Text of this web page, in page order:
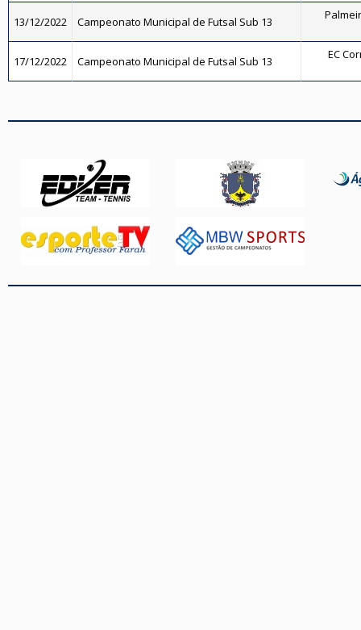
13/12/2022 Campeonato Municipal de Futsal Sub 13
17/12/2022 Campeonato Municipal de Futsal Sub 13 EC